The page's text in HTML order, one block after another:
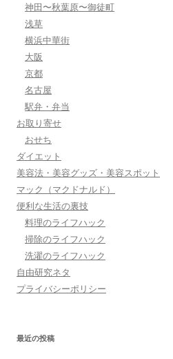
神田〜秋葉原〜御徒町
浅草
横浜中華街
大阪
京都
名古屋
駅弁・弁当
お取り寄せ
おせち
ダイエット
美容法・美容グッズ・美容スポット
マック（マクドナルド）
便利な生活の裏技
料理のライフハック
掃除のライフハック
洗濯のライフハック
自由研究ネタ
プライバシーポリシー
最近の投稿